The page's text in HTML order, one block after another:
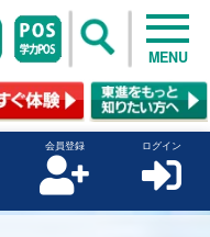
MENU
会員登録 ログイン